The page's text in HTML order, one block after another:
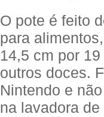
O pote é feito
para
14,5 cm por
outros doces.
Nintendo e
na lavadora de